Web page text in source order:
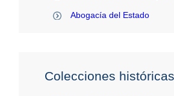
Abogacía del Estado
Colecciones históricas